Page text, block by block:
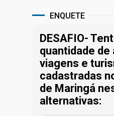
ENQUETE
DESAFIO-
quantidade de
viagens e
cadastradas
de Maringá
alternativas: